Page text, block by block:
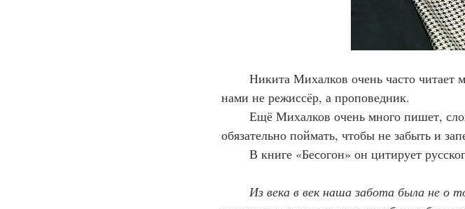
нами не режиссёр, а проповедник.
обязательно поймать, чтобы не забыть и
В книге «Бесогон» он цитирует
Из века в век наша забота была не о